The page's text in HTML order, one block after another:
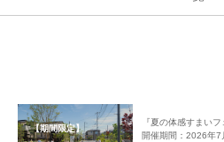
【期間限定】
『夏の体感すまいフ
開催期間：2026年